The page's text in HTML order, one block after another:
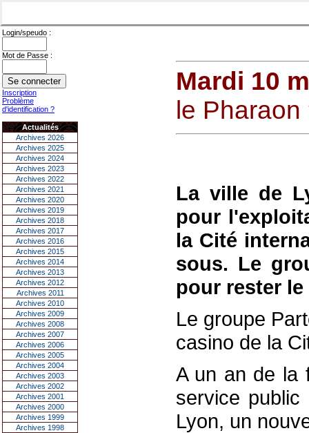
Login/speudo :
Mot de Passe :
Inscription
Problème
d'identification ?
Actualités
Archives 2026
Archives 2025
Archives 2024
Archives 2023
Archives 2022
Archives 2021
Archives 2020
Archives 2019
Archives 2018
Archives 2017
Archives 2016
Archives 2015
Archives 2014
Archives 2013
Archives 2012
Archives 2011
Archives 2010
Archives 2009
Archives 2008
Archives 2007
Archives 2006
Archives 2005
Archives 2004
Archives 2003
Archives 2002
Archives 2001
Archives 2000
Archives 1999
Archives 1998
Mardi 10
le
La ville de
pour
la Cité
sous. Le
pour rester
Le groupe
casino de la
A un an de la
service
Lyon, un